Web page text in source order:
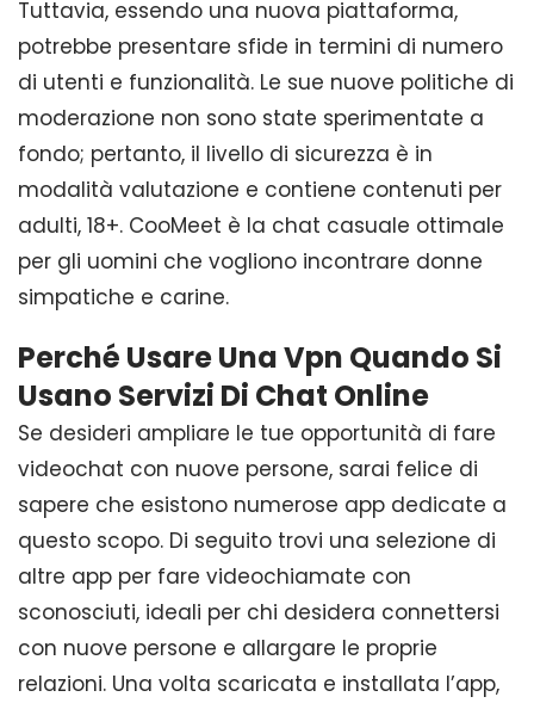
Tuttavia, essendo una nuova piattaforma,
potrebbe presentare sfide in termini di numero
di utenti e funzionalità. Le sue nuove politiche di
moderazione non sono state sperimentate a
fondo; pertanto, il livello di sicurezza è in
modalità valutazione e contiene contenuti per
adulti, 18+. CooMeet è la chat casuale ottimale
per gli uomini che vogliono incontrare donne
simpatiche e carine.
Perché Usare Una Vpn Quando Si
Usano Servizi Di Chat Online
Se desideri ampliare le tue opportunità di fare
videochat con nuove persone, sarai felice di
sapere che esistono numerose app dedicate a
questo scopo. Di seguito trovi una selezione di
altre app per fare videochiamate con
sconosciuti, ideali per chi desidera connettersi
con nuove persone e allargare le proprie
relazioni. Una volta scaricata e installata l’app,